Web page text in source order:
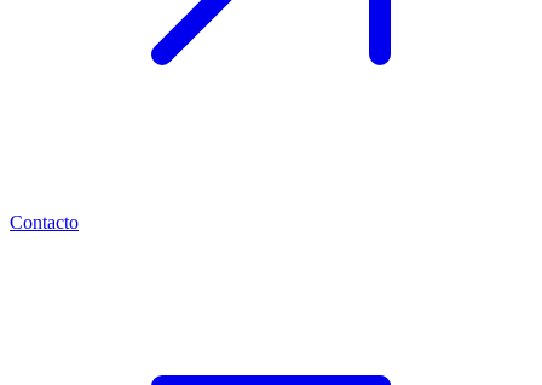
Contacto